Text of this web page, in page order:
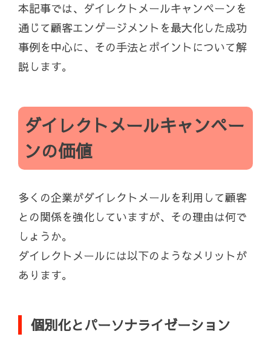
本記事では、ダイレクトメールキャンペーンを
通じて顧客エンゲージメントを最大化した成功
事例を中心に、その手法とポイントについて解
説します。
ダイレクトメールキャンペー
ンの価値
多くの企業がダイレクトメールを利用して顧客
との関係を強化していますが、その理由は何で
しょうか。
ダイレクトメールには以下のようなメリットが
あります。
個別化とパーソナライゼーション